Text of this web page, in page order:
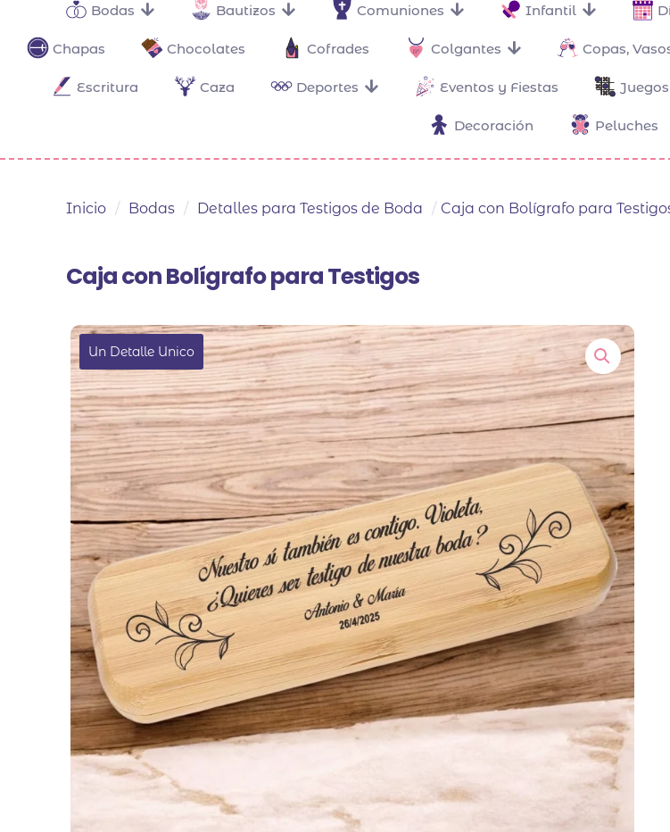
Bodas Bautizos Comuniones Infantil
Chapas Chocolates Cofrades Colgantes Copas,
Escritura Caza Deportes Eventos y Fiestas Juegos
Decoración Peluches
Inicio / Bodas / Detalles para Testigos de Boda / Caja con Bolígrafo para
Caja con Bolígrafo para Testigos
EN OFERTA